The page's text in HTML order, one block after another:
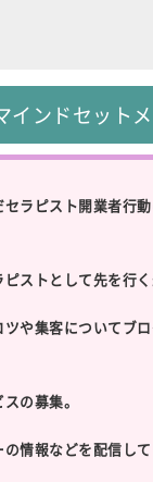
インドセット
ラピスト開業者行
ストとして先を行く
や集客についてブ
の募集。
情報などを配信して